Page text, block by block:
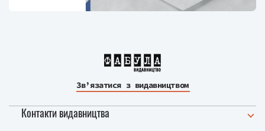
Зв’язатися з видавництвом
Контакти видавництва